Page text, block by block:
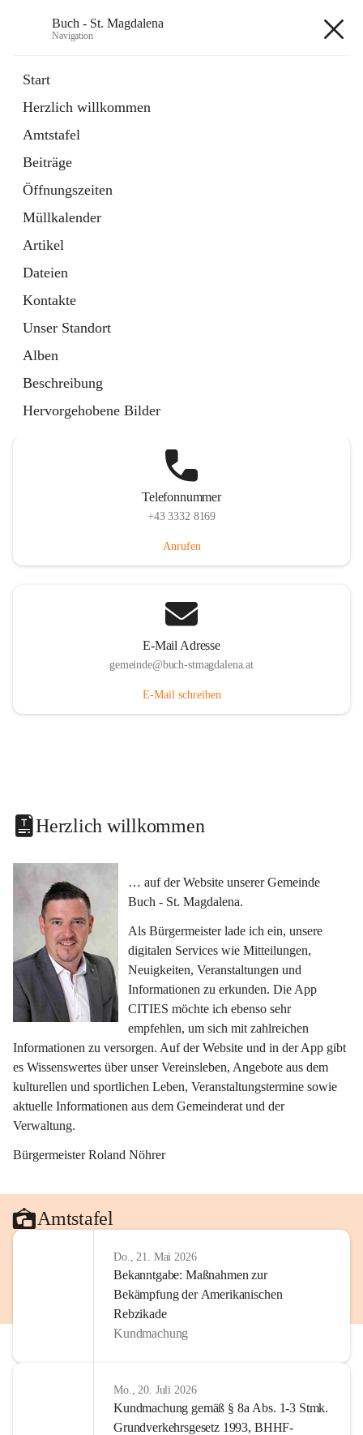
Buch - St. Magdalena
Navigation
Start
Herzlich willkommen
Amtstafel
Beiträge
Öffnungszeiten
Müllkalender
Artikel
Dateien
Kontakte
Unser Standort
Alben
Beschreibung
Hervorgehobene Bilder
11 Schnellzugriffe
Bürgerservice
10 Schnellzugriffe
Telefonnummer
+43 3332 8169
Anrufen
E-Mail Adresse
gemeinde@buch-stmagdalena.at
E-Mail schreiben
Herzlich willkommen
… auf der Website unserer Gemeinde
Buch - St. Magdalena.
Als Bürgermeister lade ich ein, unsere
digitalen Services wie Mitteilungen,
Neuigkeiten, Veranstaltungen und
Informationen zu erkunden. Die App
CITIES möchte ich ebenso sehr
empfehlen, um sich mit zahlreichen
Informationen zu versorgen. Auf der Website und in der App gibt
es Wissenswertes über unser Vereinsleben, Angebote aus dem
kulturellen und sportlichen Leben, Veranstaltungstermine sowie
aktuelle Informationen aus dem Gemeinderat und der
Verwaltung.
Bürgermeister Roland Nöhrer
Amtstafel
Do., 21. Mai 2026
Bekanntgabe: Maßnahmen zur
Bekämpfung der Amerikanischen
Rebzikade
Kundmachung
Mo., 20. Juli 2026
Kundmachung gemäß § 8a Abs. 1-3 Stmk.
Grundverkehrsgesetz 1993, BHHF-